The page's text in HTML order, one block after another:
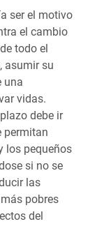
ser el motivo
el cambio
todo el
asumir su
una
vidas.
debe ir
permitan
los pequeños
si no se
las
pobres
del